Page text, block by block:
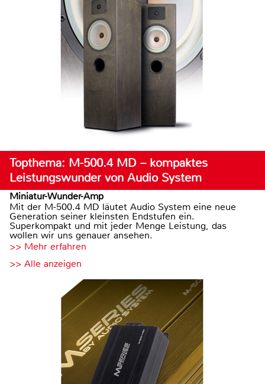
Topthema: M-500.4 MD – kompaktes
Leistungswunder von Audio System
Miniatur-Wunder-Amp
Mit der M-500.4 MD läutet Audio System eine neue
Generation seiner kleinsten Endstufen ein.
Superkompakt und mit jeder Menge Leistung, das
wollen wir uns genauer ansehen.
>> Mehr erfahren
>> Alle anzeigen